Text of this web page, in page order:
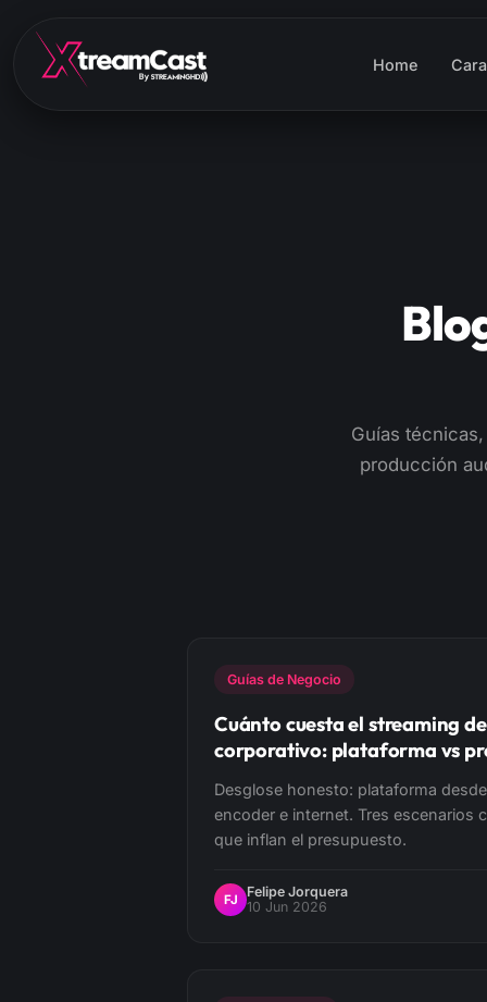
Home
Guías
producción
Guías de Negocio
Cuánto cuesta el streaming
corporativo: plataforma vs
Desglose honesto: plataforma
encoder e internet. Tres escenarios
que inflan el presupuesto.
FJ
Felipe Jorquera
10 Jun 2026